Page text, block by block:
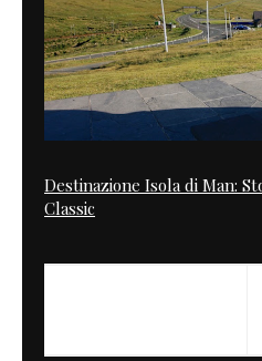
Destinazione Isola di Man:
Classic